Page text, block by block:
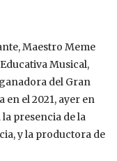
Maestro Meme
Musical,
del Gran
el 2021, ayer en
presencia de la
y la productora de